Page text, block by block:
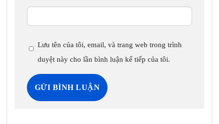
Lưu tên của tôi, email, và trang web trong trình
duyệt này cho lần bình luận kế tiếp của tôi.